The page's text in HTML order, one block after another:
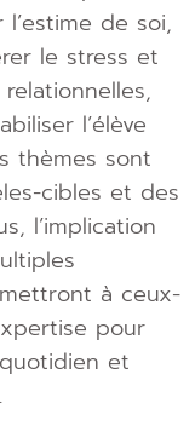
de soi,
le stress et
l’élève
thèmes sont
cibles et des
l’implication
à ceux-
pour
et